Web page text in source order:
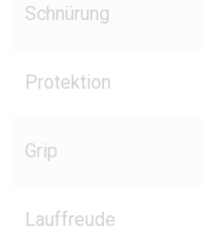
Schnürung
Protektion
Grip
Lauffreude